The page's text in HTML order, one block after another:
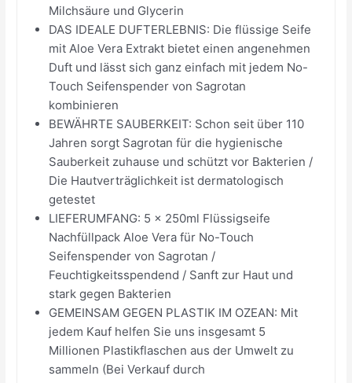
Milchsäure und Glycerin
DAS IDEALE DUFTERLEBNIS: Die flüssige Seife
mit Aloe Vera Extrakt bietet einen angenehmen
Duft und lässt sich ganz einfach mit jedem No-
Touch Seifenspender von Sagrotan
kombinieren
BEWÄHRTE SAUBERKEIT: Schon seit über 110
Jahren sorgt Sagrotan für die hygienische
Sauberkeit zuhause und schützt vor Bakterien /
Die Hautverträglichkeit ist dermatologisch
getestet
LIEFERUMFANG: 5 x 250ml Flüssigseife
Nachfüllpack Aloe Vera für No-Touch
Seifenspender von Sagrotan /
Feuchtigkeitsspendend / Sanft zur Haut und
stark gegen Bakterien
GEMEINSAM GEGEN PLASTIK IM OZEAN: Mit
jedem Kauf helfen Sie uns insgesamt 5
Millionen Plastikflaschen aus der Umwelt zu
sammeln (Bei Verkauf durch